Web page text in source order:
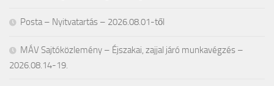
Posta – Nyitvatartás – 2026.08.01-től
MÁV Sajtóközlemény – Éjszakai, zajjal járó munkavégzés –
2026.08.14-19.